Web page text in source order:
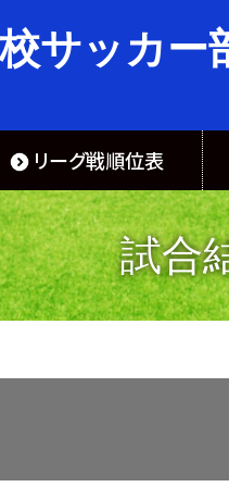
サッカー
リーグ戦順位表
試合